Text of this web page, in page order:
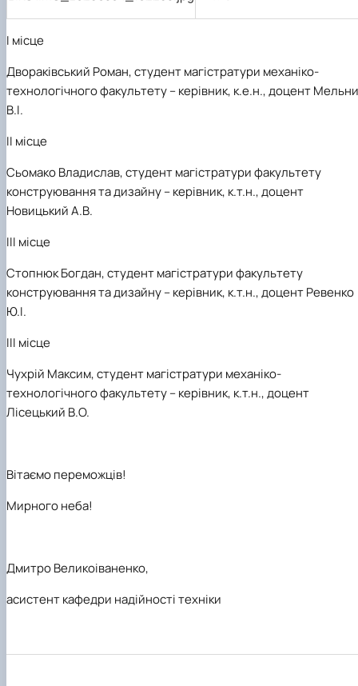
І місце
Двораківський Роман,студент магістратури механіко-
технологічного факультету – керівник, к.е.н., доцент
В.І.
ІІ місце
Сьомако Владислав,студент магістратури факультету
конструювання та дизайну – керівник, к.т.н., доцент
Новицький А.В.
ІІІ місце
Стопнюк Богдан,студент магістратури факультету
конструювання та дизайну – керівник, к.т.н., доцент Ревенко
Ю.І.
ІІІ місце
Чухрій Максим,студент магістратури механіко-
технологічного факультету – керівник, к.т.н., доцент
Лісецький В.О.
Вітаємо переможців!
Мирного неба!
Дмитро Великоіваненко,
асистент кафедри надійності техніки